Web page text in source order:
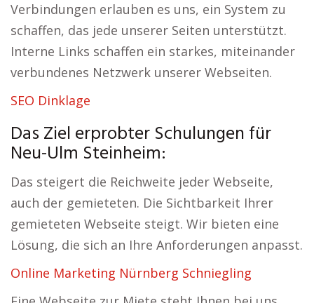
Verbindungen erlauben es uns, ein System zu
schaffen, das jede unserer Seiten unterstützt.
Interne Links schaffen ein starkes, miteinander
verbundenes Netzwerk unserer Webseiten.
SEO Dinklage
Das Ziel erprobter Schulungen für
Neu-Ulm Steinheim:
Das steigert die Reichweite jeder Webseite,
auch der gemieteten. Die Sichtbarkeit Ihrer
gemieteten Webseite steigt. Wir bieten eine
Lösung, die sich an Ihre Anforderungen anpasst.
Online Marketing Nürnberg Schniegling